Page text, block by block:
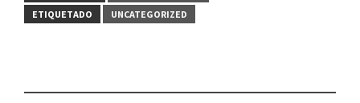
ETIQUETADO
UNCATEGORIZED